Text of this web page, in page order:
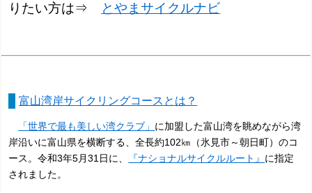
りたい方は⇒
とやまサイクルナビ
富山湾岸サイクリングコースとは？
「世界で最も美しい湾クラブ」 に加盟した富山湾を眺めながら湾
岸沿いに富山県を横断する、全長約102㎞（氷見市～朝日町）のコ
ース。令和3年5月31日に、
『ナショナルサイクルルート』 に指定
されました。